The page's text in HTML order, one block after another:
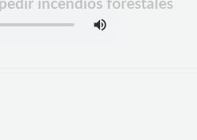
incendios forestales